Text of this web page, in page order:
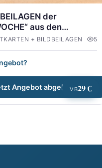
VB29 €
der
aus den
Jahren+ BILDBEILAGEN 5
Angebot abgeben